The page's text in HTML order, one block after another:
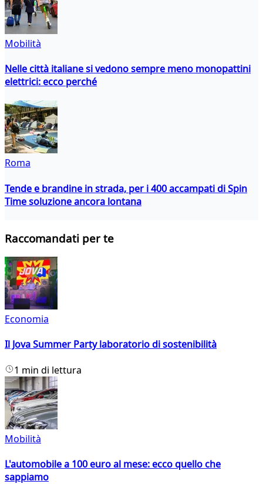
Mobilità
Nelle città italiane si vedono sempre meno monopattini
elettrici: ecco perché
Roma
Tende e brandine in strada, per i 400 accampati di Spin
Time soluzione ancora lontana
Raccomandati per te
Economia
Il Jova Summer Party laboratorio di sostenibilità
1 min di lettura
Mobilità
L'automobile a 100 euro al mese: ecco quello che
sappiamo